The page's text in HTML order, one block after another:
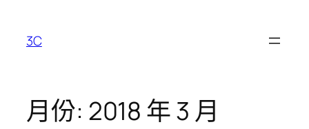
3C
月份: 2018 年 3 月